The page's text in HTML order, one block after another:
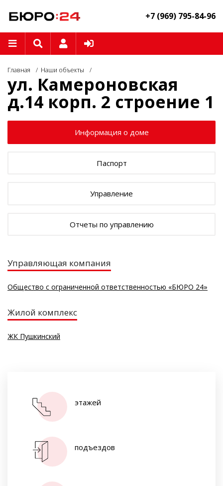
Главная Наши объекты
ул. Камероновская
д.14 корп. 2 строение 1
Информация о доме
Паспорт
Управление
Отчеты по управлению
Управляющая компания
Общество с ограниченной ответственностью «БЮРО 24»
Жилой комплекс
ЖК Пушкинский
этажей
подъездов
+7 (969) 795-84-96